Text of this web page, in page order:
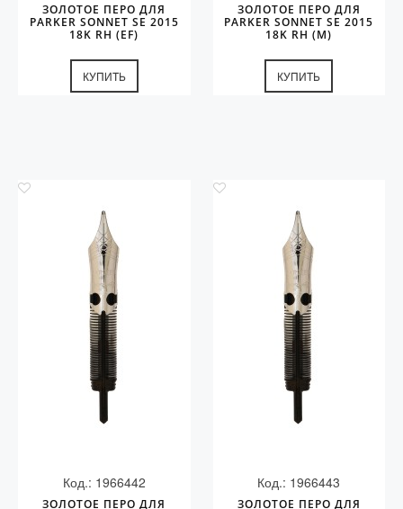
ЗОЛОТОЕ ПЕРО ДЛЯ
PARKER SONNET SE 2015
18K RH (EF)
КУПИТЬ
ЗОЛОТОЕ ПЕРО ДЛЯ
PARKER SONNET SE 2015
18K RH (M)
КУПИТЬ
Код.: 1966442
ЗОЛОТОЕ ПЕРО ДЛЯ
Код.: 1966443
ЗОЛОТОЕ ПЕРО ДЛЯ